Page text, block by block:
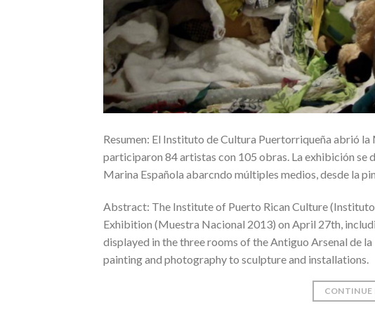
Resumen: El Instituto de Cultura Puertorriqueña abrió
participaron 84 artistas con 105 obras. La exhibición se
Marina Española abarcndo múltiples medios, desde la
Abstract: The Institute of Puerto Rican Culture
Exhibition (Muestra Nacional 2013) on April 27th,
displayed in the three rooms of the Antiguo Arsenal de
painting and photography to sculpture and installations.
CONTINUE